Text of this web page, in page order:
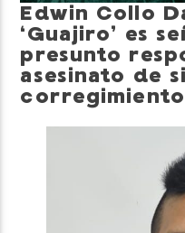
Edwin Collo
‘Guajiro’ es
presunto
asesinato de
corregimiento